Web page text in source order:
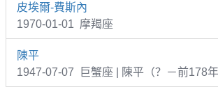
皮埃爾-費斯內
1970-01-01 摩羯座
陳平
1947-07-07 巨蟹座 | 陳平（？－前178年